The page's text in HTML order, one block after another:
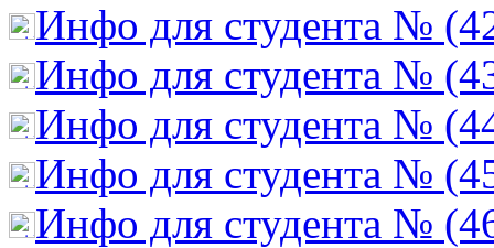
Инфо для студента №
Инфо для студента №
Инфо для студента №
Инфо для студента №
Инфо для студента №